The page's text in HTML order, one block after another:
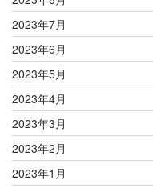
2023年7月
2023年6月
2023年5月
2023年4月
2023年3月
2023年2月
2023年1月